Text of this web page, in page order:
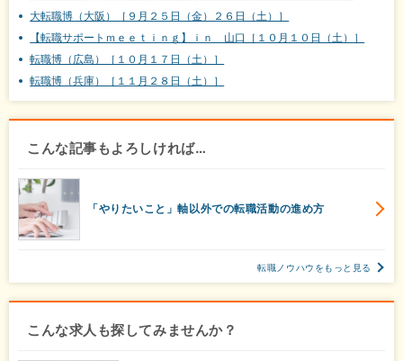
大転職博（大阪）［９月２５日（金）２６日（土）］
【転職サポートｍｅｅｔｉｎｇ】ｉｎ 山口［１０月１０日（土）］
転職博（広島）［１０月１７日（土）］
転職博（兵庫）［１１月２８日（土）］
こんな記事もよろしければ…
「やりたいこと」軸以外での転職活動の進め方
転職ノウハウをもっと見る
こんな求人も探してみませんか？